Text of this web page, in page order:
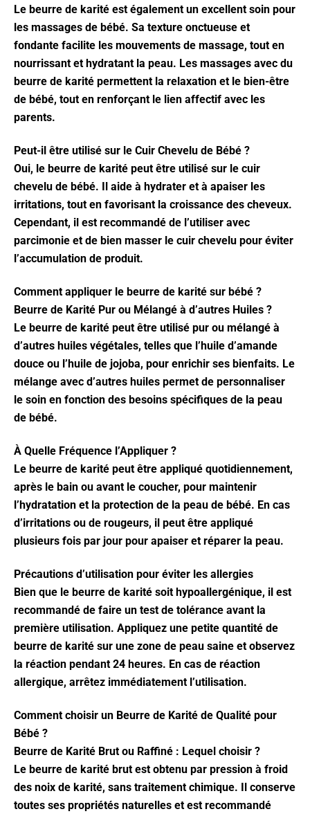
Le beurre de karité est également un excellent soin pour
les massages de bébé. Sa texture onctueuse et
fondante facilite les mouvements de massage, tout en
nourrissant et hydratant la peau. Les massages avec du
beurre de karité permettent la relaxation et le bien-être
de bébé, tout en renforçant le lien affectif avec les
parents.
Peut-il être utilisé sur le Cuir Chevelu de Bébé ?
Oui, le beurre de karité peut être utilisé sur le cuir
chevelu de bébé. Il aide à hydrater et à apaiser les
irritations, tout en favorisant la croissance des cheveux.
Cependant, il est recommandé de l’utiliser avec
parcimonie et de bien masser le cuir chevelu pour éviter
l’accumulation de produit.
Comment appliquer le beurre de karité sur bébé ?
Beurre de Karité Pur ou Mélangé à d’autres Huiles ?
Le beurre de karité peut être utilisé pur ou mélangé à
d’autres huiles végétales, telles que l’huile d’amande
douce ou l’huile de jojoba, pour enrichir ses bienfaits. Le
mélange avec d’autres huiles permet de personnaliser
le soin en fonction des besoins spécifiques de la peau
de bébé.
À Quelle Fréquence l’Appliquer ?
Le beurre de karité peut être appliqué quotidiennement,
après le bain ou avant le coucher, pour maintenir
l’hydratation et la protection de la peau de bébé. En cas
d’irritations ou de rougeurs, il peut être appliqué
plusieurs fois par jour pour apaiser et réparer la peau.
Précautions d’utilisation pour éviter les allergies
Bien que le beurre de karité soit hypoallergénique, il est
recommandé de faire un test de tolérance avant la
première utilisation. Appliquez une petite quantité de
beurre de karité sur une zone de peau saine et observez
la réaction pendant 24 heures. En cas de réaction
allergique, arrêtez immédiatement l’utilisation.
Comment choisir un Beurre de Karité de Qualité pour
Bébé ?
Beurre de Karité Brut ou Raffiné : Lequel choisir ?
Le beurre de karité brut est obtenu par pression à froid
des noix de karité, sans traitement chimique. Il conserve
toutes ses propriétés naturelles et est recommandé